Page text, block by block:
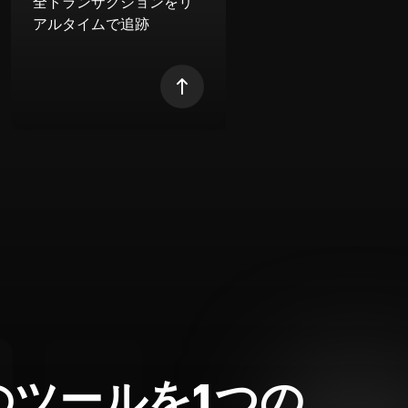
アルタイムで追跡